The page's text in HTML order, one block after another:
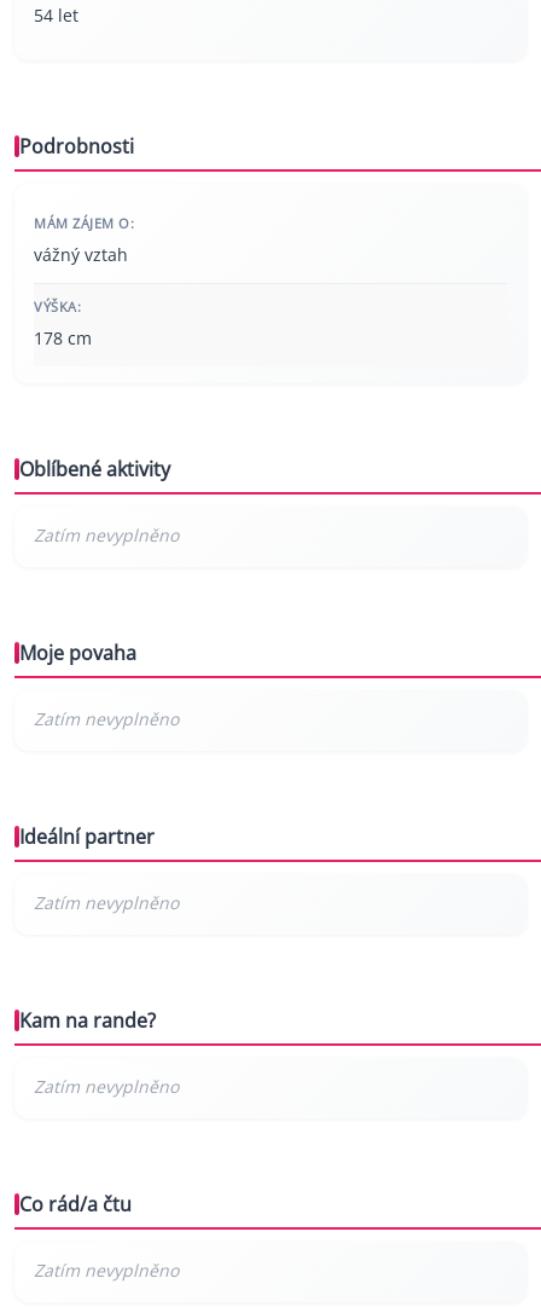
54 let
Podrobnosti
MÁM ZÁJEM O:
vážný vztah
VÝŠKA:
178 cm
Oblíbené aktivity
Moje povaha
Ideální partner
Kam na rande?
Co rád/a čtu